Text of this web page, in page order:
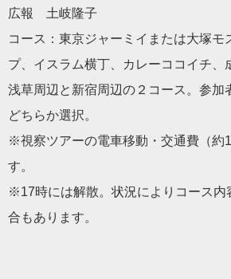
広報 土岐隆子
コース：東京ジャーミイまたは大塚モ
プ、イスラム横丁、カレーココイチ、
浅草周辺と新宿周辺の２コース。参加
どちらか選択。
※視察ツアーの電車移動・交通費（約
す。
※17時には解散。状況によりコース内
合もあります。